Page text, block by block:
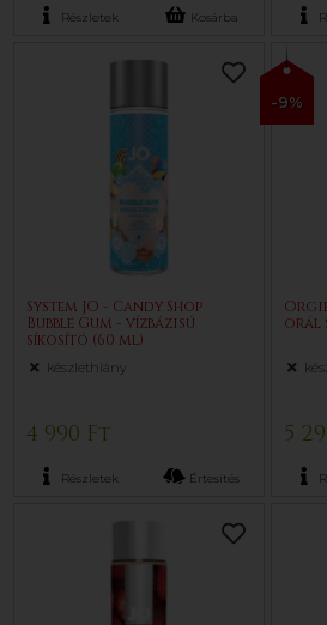
Részletek Kosárba
System JO - Candy Shop
Bubble Gum - vízbázisú
síkosító (60 ml)
készlethiány
4 990 Ft
Részletek Értesítés
-9%
orál
5